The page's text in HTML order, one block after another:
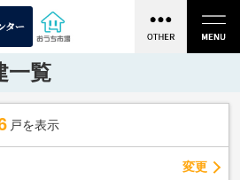
一覧
戸を表示
変更